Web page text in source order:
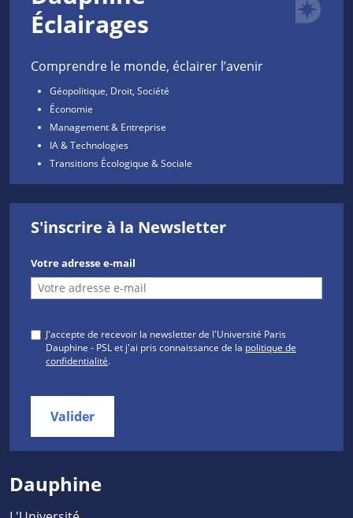
Éclairages
Comprendre le monde, éclairer l’avenir
Géopolitique, Droit, Société
Économie
Management & Entreprise
IA & Technologies
Transitions Écologique & Sociale
S'inscrire à la Newsletter
Votre adresse e-mail
J'accepte de recevoir la newsletter de l'Université Paris
Dauphine - PSL et j'ai pris connaissance de la politique de
confidentialité.
Valider
Dauphine